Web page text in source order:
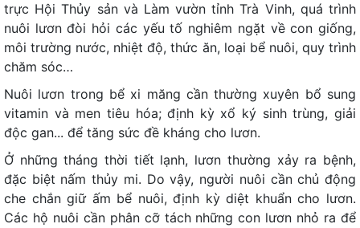
trực Hội Thủy sản và Làm vườn tỉnh Trà Vinh, quá trình
nuôi lươn đòi hỏi các yếu tố nghiêm ngặt về con giống,
môi trường nước, nhiệt độ, thức ăn, loại bể nuôi, quy trình
chăm sóc…
Nuôi lươn trong bể xi măng cần thường xuyên bổ sung
vitamin và men tiêu hóa; định kỳ xổ ký sinh trùng, giải
độc gan... để tăng sức đề kháng cho lươn.
Ở những tháng thời tiết lạnh, lươn thường xảy ra bệnh,
đặc biệt nấm thủy mi. Do vậy, người nuôi cần chủ động
che chắn giữ ấm bể nuôi, định kỳ diệt khuẩn cho lươn.
Các hộ nuôi cần phân cỡ tách những con lươn nhỏ ra để